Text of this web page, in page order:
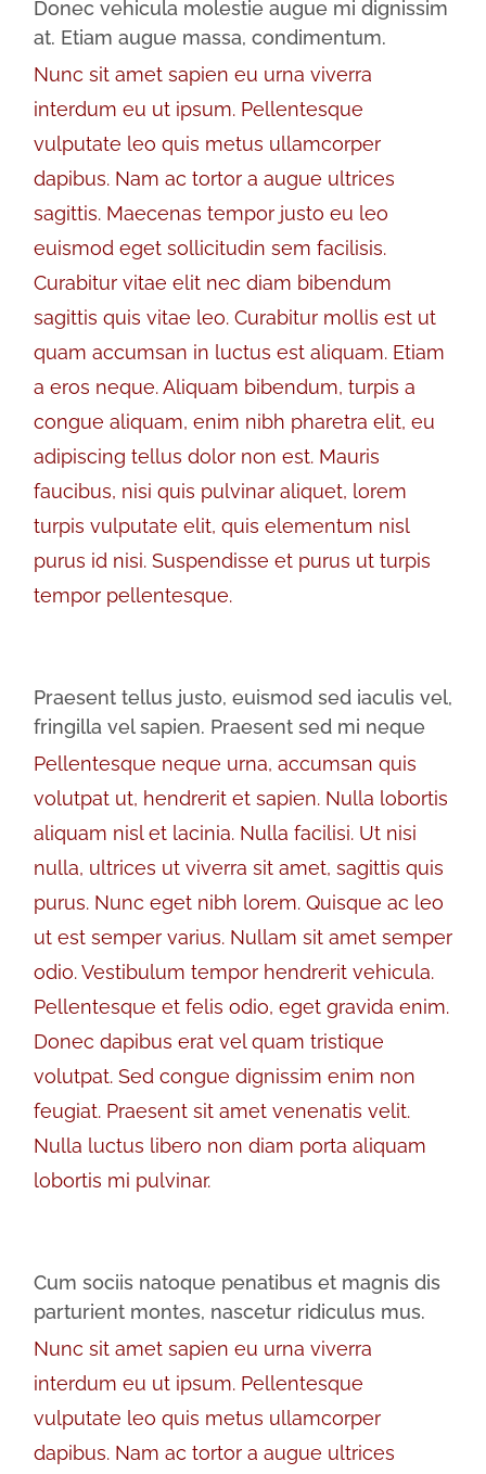
Donec vehicula molestie augue mi dignissim
at. Etiam augue massa, condimentum.
Nunc sit amet sapien eu urna viverra
interdum eu ut ipsum. Pellentesque
vulputate leo quis metus ullamcorper
dapibus. Nam ac tortor a augue ultrices
sagittis. Maecenas tempor justo eu leo
euismod eget sollicitudin sem facilisis.
Curabitur vitae elit nec diam bibendum
sagittis quis vitae leo. Curabitur mollis est ut
quam accumsan in luctus est aliquam. Etiam
a eros neque. Aliquam bibendum, turpis a
congue aliquam, enim nibh pharetra elit, eu
adipiscing tellus dolor non est. Mauris
faucibus, nisi quis pulvinar aliquet, lorem
turpis vulputate elit, quis elementum nisl
purus id nisi. Suspendisse et purus ut turpis
tempor pellentesque.
Praesent tellus justo, euismod sed iaculis vel,
fringilla vel sapien. Praesent sed mi neque
Pellentesque neque urna, accumsan quis
volutpat ut, hendrerit et sapien. Nulla lobortis
aliquam nisl et lacinia. Nulla facilisi. Ut nisi
nulla, ultrices ut viverra sit amet, sagittis quis
purus. Nunc eget nibh lorem. Quisque ac leo
ut est semper varius. Nullam sit amet semper
odio. Vestibulum tempor hendrerit vehicula.
Pellentesque et felis odio, eget gravida enim.
Donec dapibus erat vel quam tristique
volutpat. Sed congue dignissim enim non
feugiat. Praesent sit amet venenatis velit.
Nulla luctus libero non diam porta aliquam
lobortis mi pulvinar.
Cum sociis natoque penatibus et magnis dis
parturient montes, nascetur ridiculus mus.
Nunc sit amet sapien eu urna viverra
interdum eu ut ipsum. Pellentesque
vulputate leo quis metus ullamcorper
dapibus. Nam ac tortor a augue ultrices